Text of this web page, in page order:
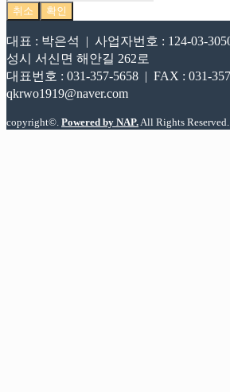
취소 확인
대표 : 박은석 | 사업자번호 : 124-03-
성시 서신면 해안길 262로
대표번호 : 031-357-5658 | FAX : 031-
qkrwo1919@naver.com
copyright©. Powered by NAP.All Rights Reserved.